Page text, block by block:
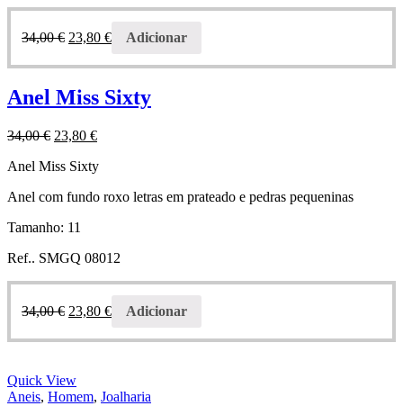
34,00€ 23,80 € Adicionar
Anel Miss Sixty
34,00€ 23,80 €
Anel Miss Sixty
Anel com fundo roxo letras em prateado e pedras pequeninas
Tamanho: 11
Ref.. SMGQ 08012
34,00€ 23,80 € Adicionar
Quick View
Aneis, Homem, Joalharia